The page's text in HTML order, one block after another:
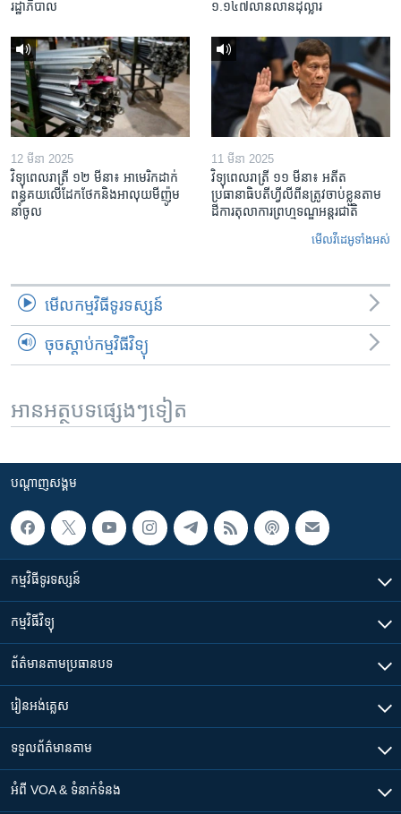
រដ្ឋាភិបាល
១.១៤៧​លានលាន​ដុល្លារ
12 មីនា 2025
វិទ្យុពេលរាត្រី ១២ មីនា៖ អាមេរិក​ដាក់​
ពន្ធគយ​លើ​ដែកថែក​និង​អាលុយ​មីញ៉ូម​
នាំចូល
11 មីនា 2025
វិទ្យុពេលរាត្រី ១១ មីនា៖ អតីត​
ប្រធានាធិបតីហ្វីលីពីន​ត្រូវ​ចាប់ខ្លួនតាម
ដីការ​តុលាការ​ព្រហ្មទណ្ឌ​អន្តរជាតិ
មើល​វីដេអូ​ទាំង​អស់
មើល​កម្មវិធី​ទូរទស្សន៍
ចុចស្តាប់កម្មវិធីវិទ្យុ
អានអត្ថបទផ្សេងៗទៀត
បណ្តាញ​សង្គម
កម្មវិធី​ទូរទស្សន៍
កម្មវិធី​វិទ្យុ
ព័ត៌មាន​តាមប្រធានបទ​
រៀន​​អង់គ្លេស
ទទួល​ព័ត៌មាន​តាម
អំពី​ VOA & ទំនាក់ទំនង